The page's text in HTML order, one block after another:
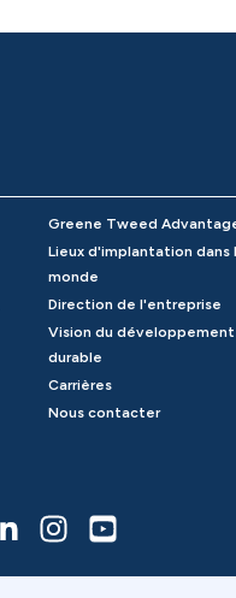
Greene Tweed
Lieux d'implantation dans
monde
Direction de l'entreprise
Vision du développement
durable
Carrières
Nous contacter